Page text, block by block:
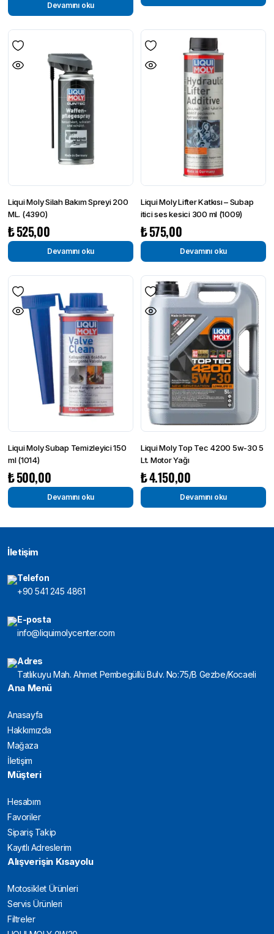
Devamını oku
Liqui Moly Silah Bakım Spreyi 200
ML. (4390)
₺525,00
Devamını oku
Liqui Moly Lifter Katkısı – Subap
itici ses kesici 300 ml (1009)
₺575,00
Devamını oku
Liqui Moly Subap Temizleyici 150
ml (1014)
₺500,00
Devamını oku
Liqui Moly Top Tec 4200 5w-30 5
Lt. Motor Yağı
₺4.150,00
Devamını oku
İletişim
Telefon
+90 541 245 4861
E-posta
info@liquimolycenter.com
Adres
Tatlıkuyu Mah. Ahmet Pembegüllü Bulv. No:75/B Gezbe/Kocaeli
Ana Menü
Anasayfa
Hakkımızda
Mağaza
İletişim
Müşteri
Hesabım
Favoriler
Sipariş Takip
Kayıtlı Adreslerim
Alışverişin Kısayolu
Motosiklet Ürünleri
Servis Ürünleri
Filtreler